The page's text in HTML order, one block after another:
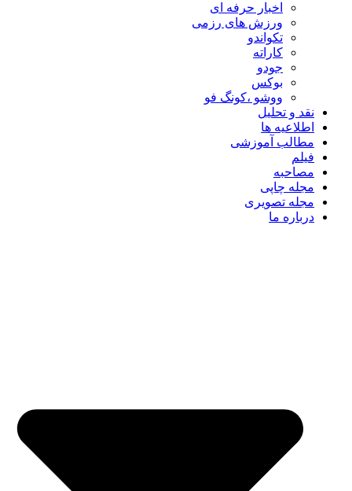
اخبار حرفه ای
ورزش های رزمی
تکواندو
کاراته
جودو
بوکس
ووشو ،کونگ فو
نقد و تحلیل
اطلاعیه ها
مطالب آموزشی
فیلم
مصاحبه
مجله چاپی
مجله تصویری
درباره ما